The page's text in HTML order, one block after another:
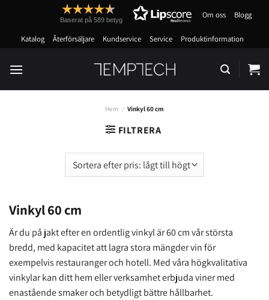
content
Baserat på 589 betyg Om oss Blogg
Katalog Återförsäljare Kundservice Service Produktinformation
Hem / Vinkyl 60 cm
FILTRERA
Vinkyl 60 cm
Är du på jakt efter en ordentlig vinkyl är 60 cm vår största
bredd, med kapacitet att lagra stora mängder vin för
exempelvis restauranger och hotell. Med våra högkvalitativa
vinkylar kan ditt hem eller verksamhet erbjuda viner med
enastående smaker och betydligt bättre hållbarhet.